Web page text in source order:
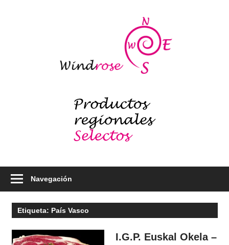
Navegación
Etiqueta: País Vasco
I.G.P. Euskal Okela –